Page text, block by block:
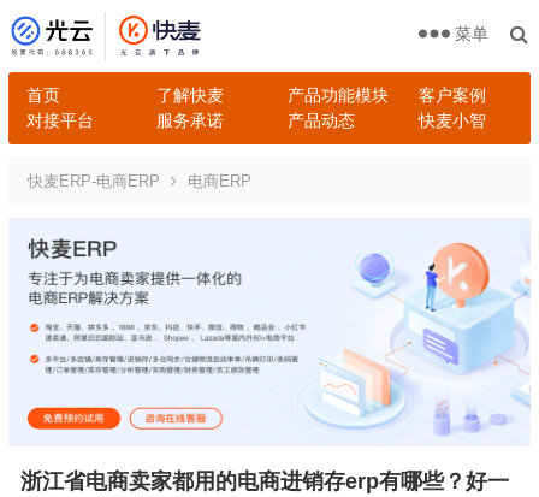
首页 了解快麦 产品功能模块
客户案例
对接平台
服务承诺 产品动态 快麦小智
菜单
快麦ERP-电商ERP 电商ERP
浙江省电商卖家都用的电商进销存erp有哪些？好一